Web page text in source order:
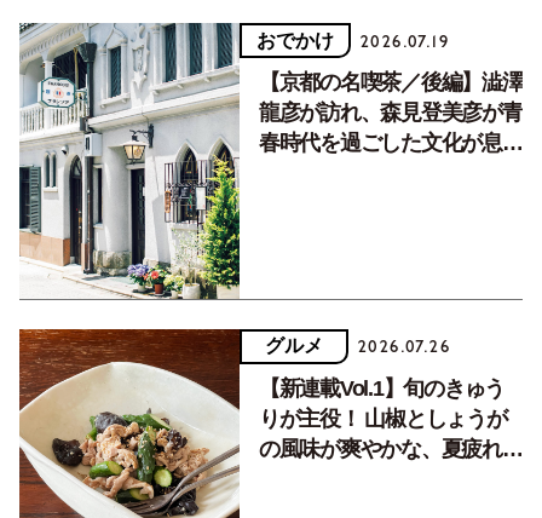
おでかけ 2026.07.19
【京都の名喫茶／後編】澁澤
龍彦が訪れ、森見登美彦が青
春時代を過ごした文化が息づ
グルメ 2026.07.26
【新連載Vol.1】旬のきゅう
りが主役！ 山椒としょうが
の風味が爽やかな、夏疲れを